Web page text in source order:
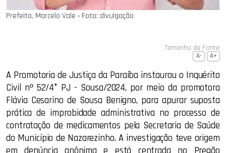
Prefeito, Marcelo Vale ‧ Foto: divulgação
Tamanho da Fonte
A- A+
A Promotoria de Justiça da Paraíba instaurou o Inquérito
Civil nº 52/4° PJ - Sousa/2024, por meio da promotora
Flávia Cesarino de Sousa Benigno, para apurar suposta
prática de improbidade administrativa no processo de
contratação de medicamentos pela Secretaria de Saúde
do Município de Nazarezinho. A investigação teve origem